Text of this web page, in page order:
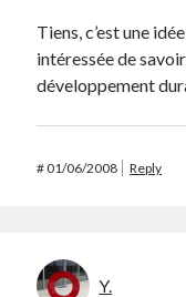
Tiens, c’est une
intéressée de
développement
#01/06/2008 Reply
Y.